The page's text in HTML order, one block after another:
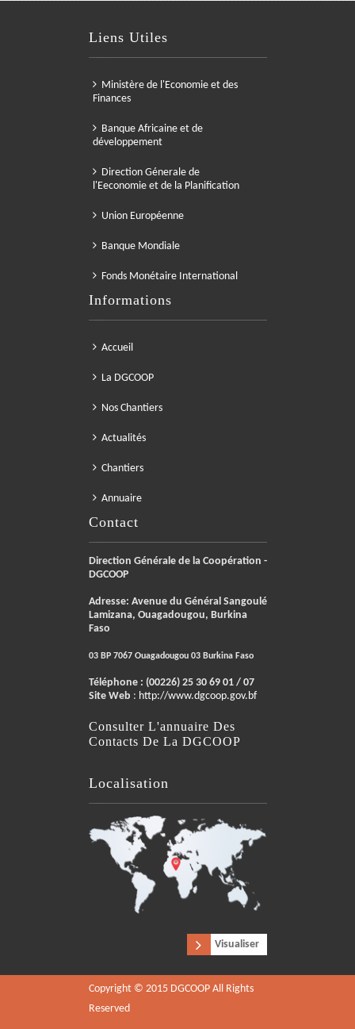
Liens Utiles
Ministère de l'Economie et des
Finances
Banque Africaine et de
développement
Direction Génerale de
l'Eeconomie et de la Planification
Union Européenne
Banque Mondiale
Fonds Monétaire International
Informations
Accueil
La DGCOOP
Nos Chantiers
Actualités
Chantiers
Annuaire
Contact
Direction Générale de la Coopération -
DGCOOP
Adresse: Avenue du Général Sangoulé
Lamizana, Ouagadougou, Burkina
Faso
03 BP 7067 Ouagadougou 03 Burkina Faso
Téléphone : (00226) 25 30 69 01 / 07
Site Web : http://www.dgcoop.gov.bf
Consulter L'annuaire Des
Contacts De La DGCOOP
Localisation
Visualiser
Copyright © 2015 DGCOOP All Rights
Reserved